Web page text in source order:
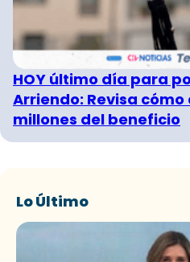
HOY último día para
Arriendo: Revisa
millones del beneficio
Lo Último